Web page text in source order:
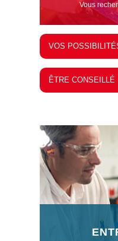
Vous
VOS
ÊTRE CONSEILLÉ